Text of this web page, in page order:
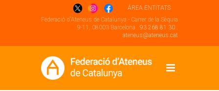
ÁREA ENTITATS
Federació d'Ateneus de Catalunya - Carrer de la Sèquia
9-11, 08003 Barcelona . 93 268 81 30 .
ateneus@ateneus.cat